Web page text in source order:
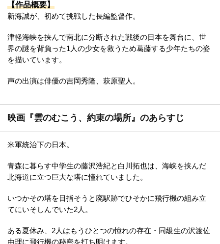
【作品概要】
新海誠が、初めて挑戦した長編監督作。
津軽海峡を挟んで南北に分断された戦後の日本を舞台に、世
界の謎を背負った1人の少女を救うため葛藤する少年たちの姿
を描いています。
声の出演は俳優の吉岡秀隆、萩原聖人。
映画『雲のむこう、約束の場所』のあらすじ
米軍統治下の日本。
青森に暮らす中学生の藤沢浩紀と白川拓也は、海峡を挟んだ
北海道に立つ巨大な塔に憧れていました。
いつかその塔を目指そうと廃駅跡でひそかに飛行機の組み立
てにいそしんでいた2人。
ある夏休み、2人はもうひとつの憧れの存在・同級生の沢渡佐
由理に飛行機の秘密を打ち明けます。